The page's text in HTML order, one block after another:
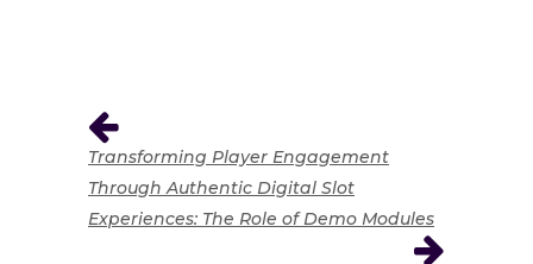
Transforming Player Engagement
Through Authentic Digital Slot
Experiences: The Role of Demo Modules